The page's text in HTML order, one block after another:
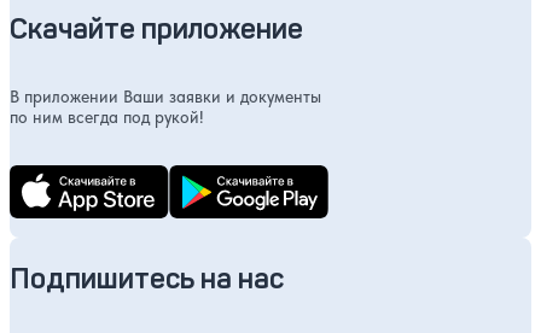
Скачайте приложение
В приложении Ваши заявки и документы
по ним всегда под рукой!
Подпишитесь на нас